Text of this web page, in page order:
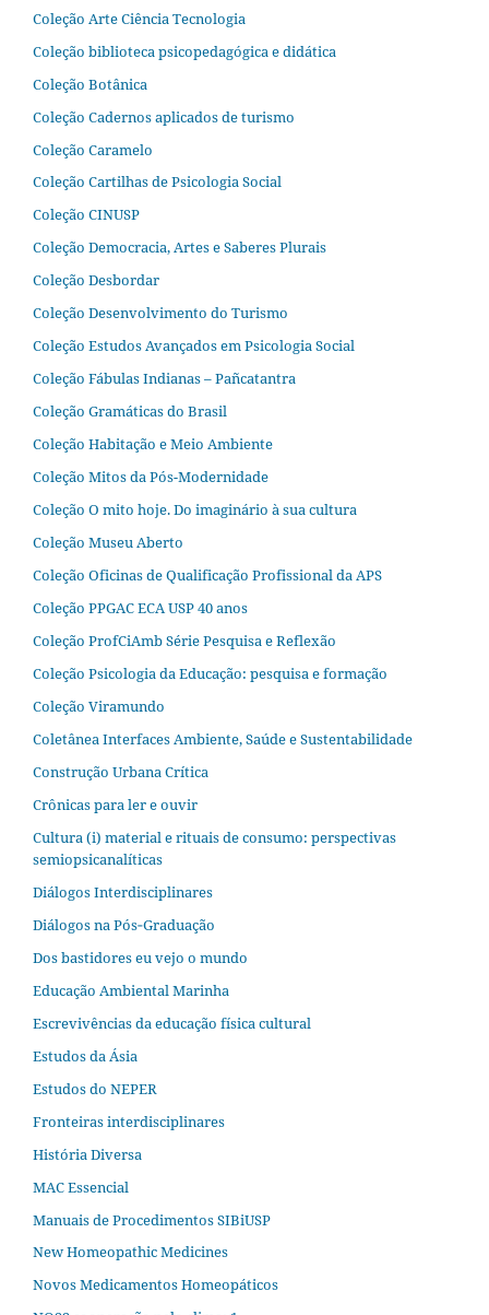
Coleção Arte Ciência Tecnologia
Coleção biblioteca psicopedagógica e didática
Coleção Botânica
Coleção Cadernos aplicados de turismo
Coleção Caramelo
Coleção Cartilhas de Psicologia Social
Coleção CINUSP
Coleção Democracia, Artes e Saberes Plurais
Coleção Desbordar
Coleção Desenvolvimento do Turismo
Coleção Estudos Avançados em Psicologia Social
Coleção Fábulas Indianas – Pañcatantra
Coleção Gramáticas do Brasil
Coleção Habitação e Meio Ambiente
Coleção Mitos da Pós-Modernidade
Coleção O mito hoje. Do imaginário à sua cultura
Coleção Museu Aberto
Coleção Oficinas de Qualificação Profissional da APS
Coleção PPGAC ECA USP 40 anos
Coleção ProfCiAmb Série Pesquisa e Reflexão
Coleção Psicologia da Educação: pesquisa e formação
Coleção Viramundo
Coletânea Interfaces Ambiente, Saúde e Sustentabilidade
Construção Urbana Crítica
Crônicas para ler e ouvir
Cultura (i) material e rituais de consumo: perspectivas
semiopsicanalíticas
Diálogos Interdisciplinares
Diálogos na Pós‐Graduação
Dos bastidores eu vejo o mundo
Educação Ambiental Marinha
Escrevivências da educação física cultural
Estudos da Ásia​
Estudos do NEPER
Fronteiras interdisciplinares
História Diversa
MAC Essencial
Manuais de Procedimentos SIBiUSP
New Homeopathic Medicines
Novos Medicamentos Homeopáticos